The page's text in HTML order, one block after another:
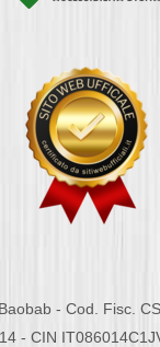
- Cod. Fisc.
- CIN